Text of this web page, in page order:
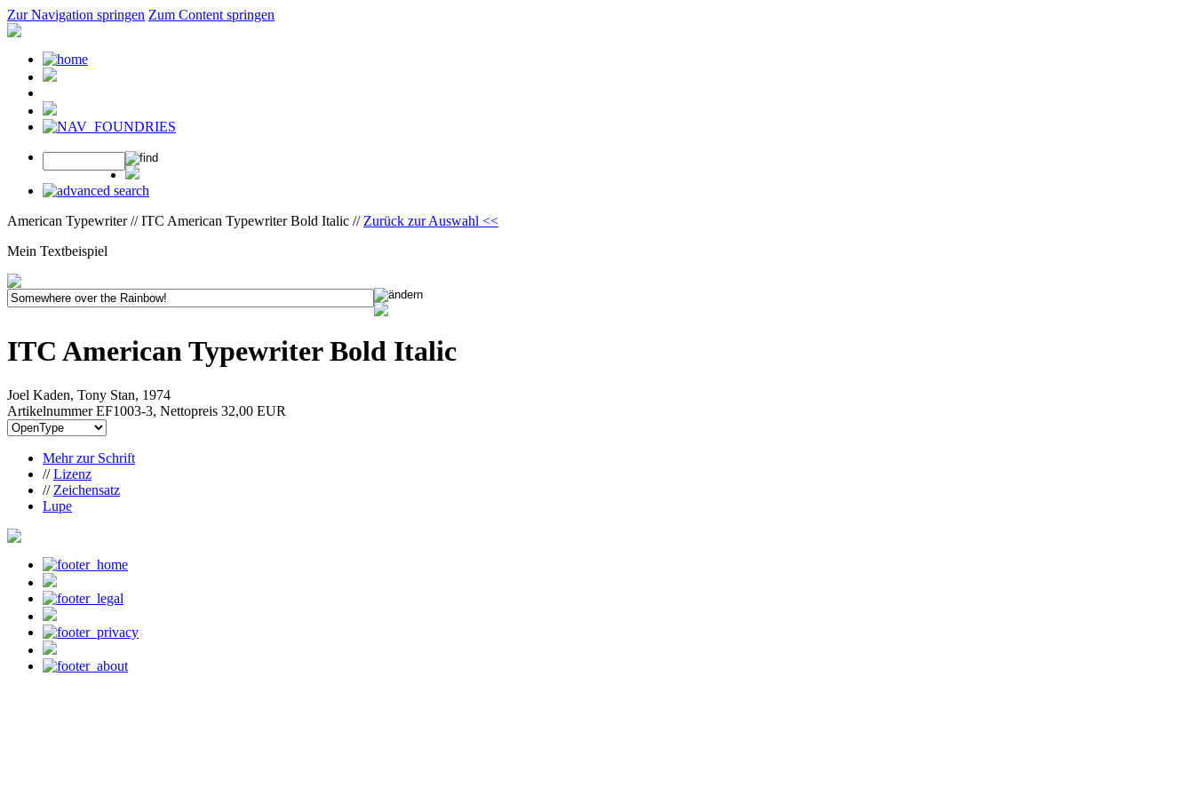
Zur Navigation springen Zum Content springen
American Typewriter // ITC American Typewriter Bold Italic // Zurück zur Auswahl <<
Mein Textbeispiel
ITC American Typewriter Bold Italic
Joel Kaden, Tony Stan, 1974
Artikelnummer EF1003-3, Nettopreis 32,00 EUR
Mehr zur Schrift
//Lizenz
// Zeichensatz
Lupe